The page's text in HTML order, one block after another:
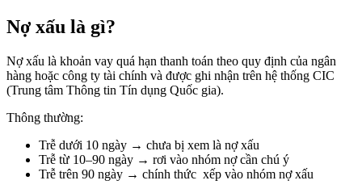
Nợ xấu là gì?
Nợ xấu là khoản vay quá hạn thanh toán theo quy định của ngân
hàng hoặc công ty tài chính và được ghi nhận trên hệ thống CIC
(Trung tâm Thông tin Tín dụng Quốc gia).
Thông thường:
Trễ dưới 10 ngày → chưa bị xem là nợ xấu
Trễ từ 10–90 ngày → rơi vào nhóm nợ cần chú ý
Trễ trên 90 ngày → chính thức xếp vào nhóm nợ xấu